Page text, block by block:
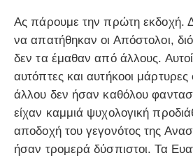
Ας πάρουμε την πρώτη εκδοχή.
να απατήθηκαν οι Απόστολοι,
δεν τα έμαθαν από άλλους. Αυτοί
αυτόπτες και αυτήκοοι
άλλου δεν ήσαν καθόλου
είχαν καμμιά ψυχολογική
αποδοχή του γεγονότος της
ήσαν τρομερά δύσπιστοι. Τα